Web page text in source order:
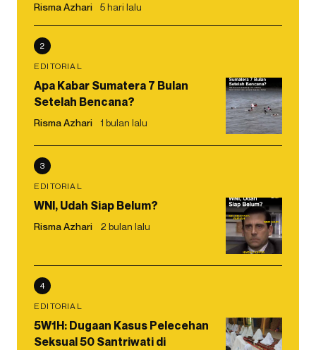
Risma Azhari 5 hari lalu
2
EDITORIAL
Apa Kabar Sumatera 7 Bulan
Setelah Bencana?
Risma Azhari 1 bulan lalu
3
EDITORIAL
WNI, Udah Siap Belum?
Risma Azhari 2 bulan lalu
4
EDITORIAL
5W1H: Dugaan Kasus Pelecehan
Seksual 50 Santriwati di